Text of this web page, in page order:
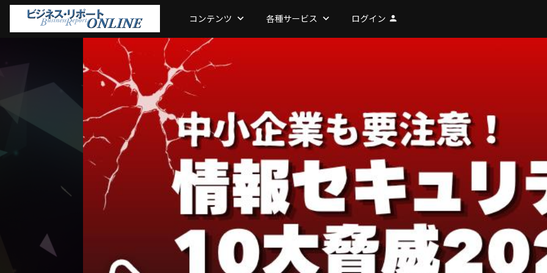
コンテンツ keyboard_arrow_down 各種サービス keyboard_arrow_down ログイン person